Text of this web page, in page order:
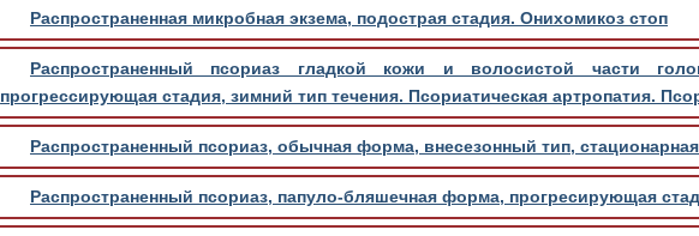
Распространенная микробная экзема, подострая стадия. Онихомикоз стоп
Распространенный псориаз гладкой кожи и волосистой части
прогрессирующая стадия, зимний тип течения. Псориатическая артропатия.
Распространенный псориаз, обычная форма, внесезонный тип,
Распространенный псориаз, папуло-бляшечная форма, прогресирующая